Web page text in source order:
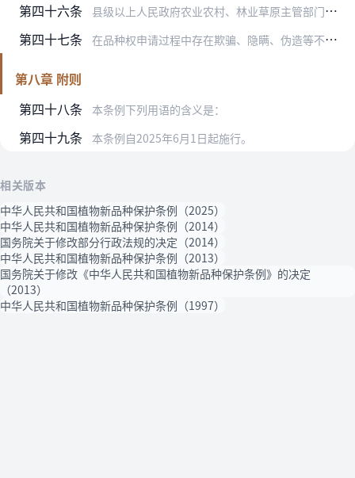
第四十六条 县级以上人民政府农业农村、林业草原主管部门及有关部门工作人员滥用职权、玩忽职守、徇私舞弊或者索取、收受贿赂的，依法给予处分；构成犯罪的，依法追究刑事责任。
第四十七条 在品种权申请过程中存在欺骗、隐瞒、伪造等不诚信行为的，由国务院农业农村、林业草原主管部门按照国家有关规定记入相关主体信用记录，并向社会公布。
第八章 附则
第四十八条
本条例下列用语的含义是：
第四十九条 本条例自2025年6月1日起施行。
相关版本
中华人民共和国植物新品种保护条例（2025）
中华人民共和国植物新品种保护条例（2014）
国务院关于修改部分行政法规的决定（2014）
中华人民共和国植物新品种保护条例（2013）
国务院关于修改《中华人民共和国植物新品种保护条例》的决定
（2013）
中华人民共和国植物新品种保护条例（1997）